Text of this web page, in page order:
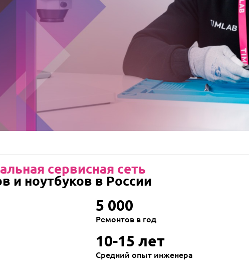
сервисная сеть
и ноутбуков в России
5 000
Ремонтов в год
10-15 лет
Средний опыт инженера